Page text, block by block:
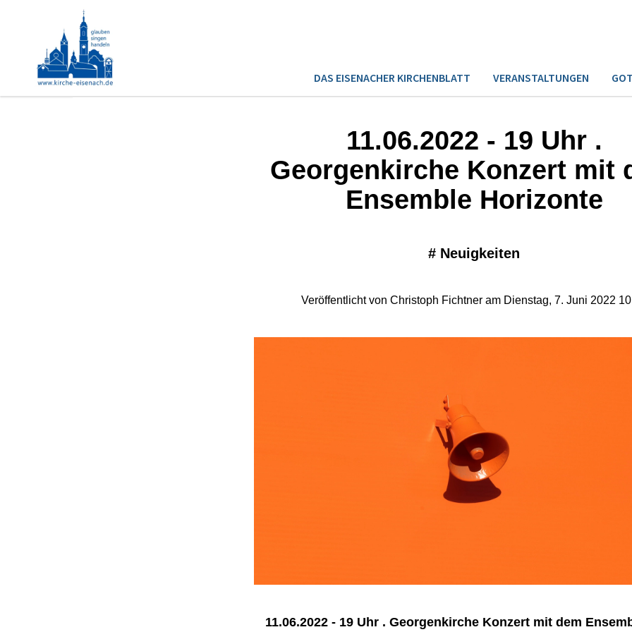
DAS EISENACHER KIRCHENBLATT VERANSTALTUNGEN
11.06.2022 - 19 Uhr .
Georgenkirche Konzert mit
Ensemble Horizonte
# Neuigkeiten
Veröffentlicht von Christoph Fichtner am Dienstag, 7. Juni 2022
11.06.2022 - 19 Uhr . Georgenkirche Konzert mit dem